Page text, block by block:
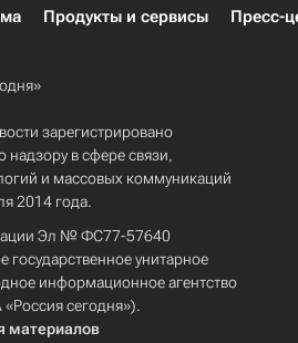
Продукты и сервисы Пресс-
зарегистрировано
надзору в сфере связи,
и массовых коммуникаций
2014 года.
Эл № ФС77-57640
государственное унитарное
информационное агентство
сегодня»).
материалов